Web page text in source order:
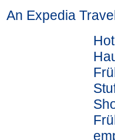
An Expedia